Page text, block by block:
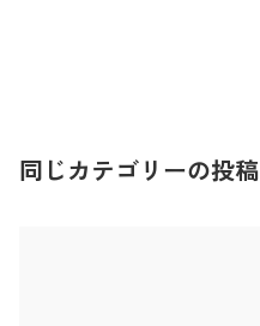
同じカテゴリーの投稿